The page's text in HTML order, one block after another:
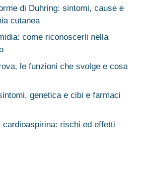
di Duhring: sintomi, cause e
cutanea
come riconoscerli nella
le funzioni che svolge e cosa
genetica e cibi e farmaci
cardioaspirina: rischi ed effetti